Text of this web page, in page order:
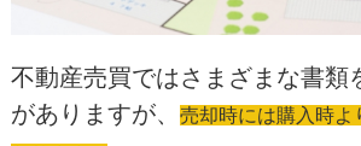
不動産売買ではさまざまな書類
がありますが、
売却時には購入時よ